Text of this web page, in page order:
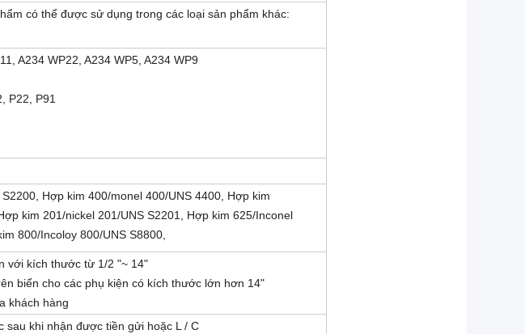
có thể được sử dụng trong các loại sản phẩm khác:
A234 WP22, A234 WP5, A234 WP9
P22, P91
Hợp kim 400/monel 400/UNS 4400, Hợp kim
kim 201/nickel 201/UNS S2201, Hợp kim 625/Inconel
800/Incoloy 800/UNS S8800,
với kích thước từ 1/2 "~ 14"
biển cho các phụ kiện có kích thước lớn hơn 14"
khách hàng
sau khi nhận được tiền gửi hoặc L / C